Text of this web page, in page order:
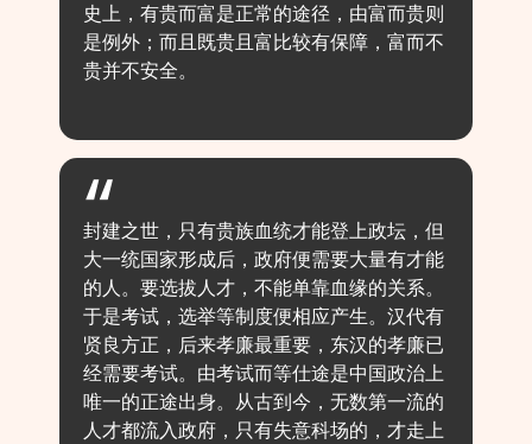
史上，有贵而富是正常的途径，由富而贵则
是例外；而且既贵且富比较有保障，富而不
贵并不安全。
封建之世，只有贵族血统才能登上政坛，但
大一统国家形成后，政府便需要大量有才能
的人。要选拔人才，不能单靠血缘的关系。
于是考试，选举等制度便相应产生。汉代有
贤良方正，后来孝廉最重要，东汉的孝廉已
经需要考试。由考试而等仕途是中国政治上
唯一的正途出身。从古到今，无数第一流的
人才都流入政府，只有失意科场的，才走上